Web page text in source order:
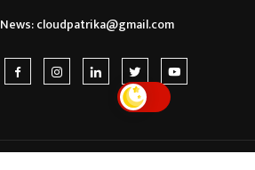
News:cloudpatrika@gmail.com